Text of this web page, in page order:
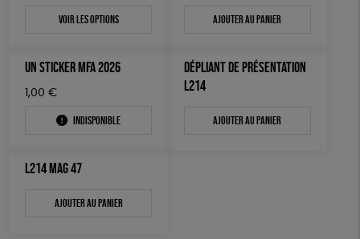
CUISINE / NUTRITION
BD / ILLUSTRÉS
ESSAIS
Voir les options Ajouter au panier
UN STICKER MFA 2026
1,00 €
Indisponible
DÉPLIANT DE PRÉSENTATION
L214
Ajouter au panier
L214 MAG 47
Ajouter au panier